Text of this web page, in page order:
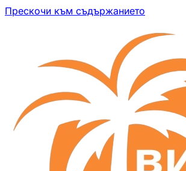
Прескочи към съдържанието